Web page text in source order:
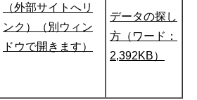
（外部サイトへリ
ンク）（別ウィン
ドウで開きます）
データの探し
方（ワード：
2,392KB）